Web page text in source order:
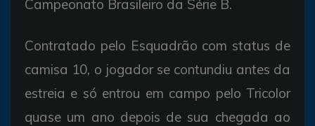
Campeonato Brasileiro da Série B.
Contratado pelo Esquadrão com status de
camisa 10, o jogador se contundiu antes da
estreia e só entrou em campo pelo Tricolor
quase um ano depois de sua chegada ao